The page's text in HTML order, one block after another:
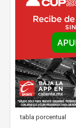
tabla porcentual